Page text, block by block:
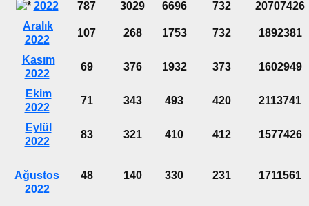
2022 787 3029 6696 732
20707426
Aralık
2022
107 268 1753 732 1892381
Kasım
2022
69 376 1932 373 1602949
Ekim
2022
71 343 493 420 2113741
Eylül
2022
83 321 410 412 1577426
Ağustos
2022
48 140 330 231 1711561